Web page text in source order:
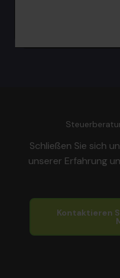
Schließen Sie sich
unserer Erfahrung
Kontaktieren